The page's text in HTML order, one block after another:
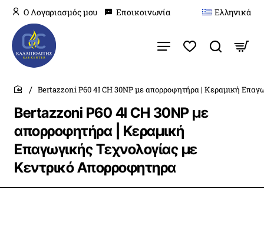
O Λογαριασμός μου Εποικοινωνία Ελληνικά
Bertazzoni P60 4I CH 30NP με
απορροφητήρα | Κεραμική
Επαγωγικής Τεχνολογίας με
Κεντρικό Απορροφητηρα
home
Bertazzoni P60 4I CH 30NP με απορροφητήρα | Κεραμική